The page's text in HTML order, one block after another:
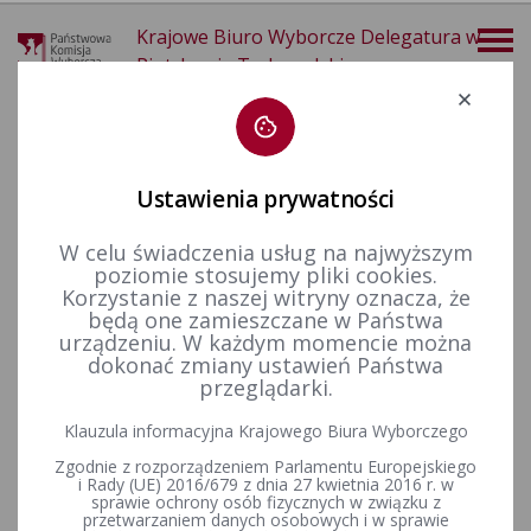
Krajowe Biuro Wyborcze Delegatura w
Piotrkowie Trybunalskim
Wybory do Parlamentu Europejskiego Wybory do Parlamentu Europejskiego w 2019&nbsp;r. Obwody głosowania
Postanowienia Komisarza Wyborczego w Piotrkowie
Komisji Wyborczych
Ustawienia prywatności
W celu świadczenia usług na najwyższym
poziomie stosujemy pliki cookies.
Korzystanie z naszej witryny oznacza, że
będą one zamieszczane w Państwa
urządzeniu. W każdym momencie można
dokonać zmiany ustawień Państwa
przeglądarki.
Klauzula informacyjna Krajowego Biura Wyborczego
Zgodnie z rozporządzeniem Parlamentu Europejskiego
i Rady (UE) 2016/679 z dnia 27 kwietnia 2016 r. w
sprawie ochrony osób fizycznych w związku z
przetwarzaniem danych osobowych i w sprawie